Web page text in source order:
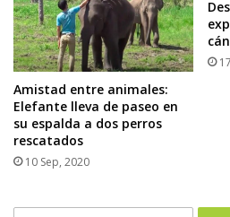
Amistad entre animales:
Elefante lleva de paseo en
su espalda a dos perros
rescatados
10 Sep, 2020